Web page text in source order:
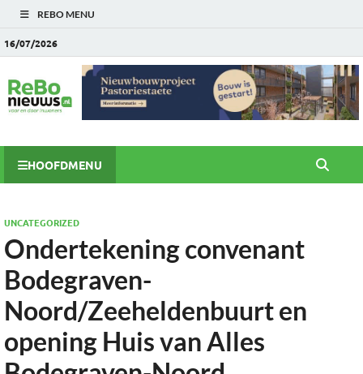
REBO MENU
16/07/2026
HOOFDMENU
UNCATEGORIZED
Ondertekening convenant
Bodegraven-
Noord/Zeeheldenbuurt en
opening Huis van Alles